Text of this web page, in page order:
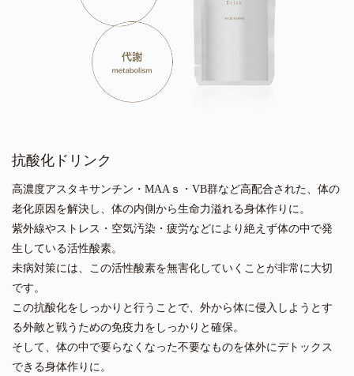
抗酸化ドリンク
高濃度アスタキサンチン・MAAｓ・VB群など高配合された、体の
老化原因を解決し、体の内側から生命力溢れる身体作りに。
紫外線やストレス・空気汚染・疲労などにより絶えず体の中で発
生している活性酸素。
未病対策には、この活性酸素を無害化していくことが非常に大切
です。
この抗酸化をしっかりと行うことで、外から体に侵入しようとす
る外敵と戦うための免疫力をしっかりと確保。
そして、体の中で要らなくなった不要なものを体外にデトックス
できる身体作りに。